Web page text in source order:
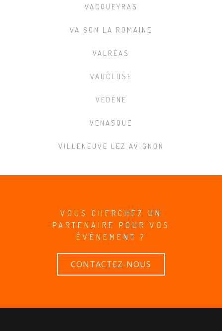
VACQUEYRAS
VAISON LA ROMAINE
VALRÉAS
VAUCLUSE
VEDÈNE
VENASQUE
VILLENEUVE LEZ AVIGNON
VOUS CHERCHEZ UN
PARTENAIRE POUR VOS
ÉVÉNEMENT ?
CONTACTEZ-NOUS